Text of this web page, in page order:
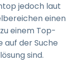
jedoch laut
einen
einem Top-
auf der Suche
sind.